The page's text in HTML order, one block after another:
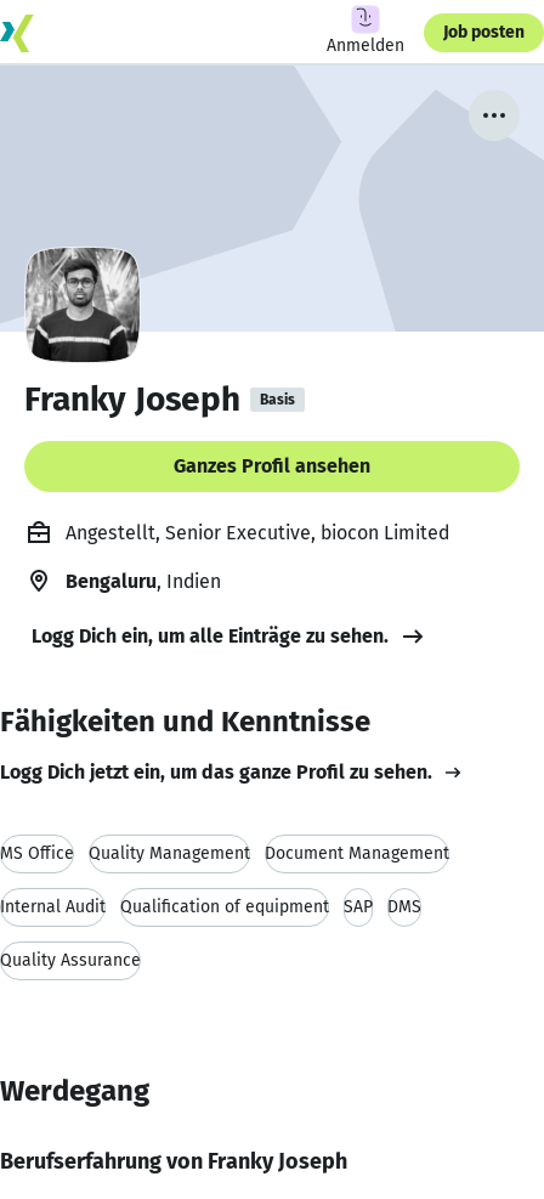
Anmelden
Job posten
Franky Joseph Basis
Ganzes Profil ansehen
Angestellt, Senior Executive, biocon Limited
Bengaluru, Indien
Logg Dich ein, um alle Einträge zu sehen.
Fähigkeiten und Kenntnisse
Logg Dich jetzt ein, um das ganze Profil zu sehen.
MS Office Quality Management Document Management
Internal Audit Qualification of equipment SAP DMS
Quality Assurance
Werdegang
Berufserfahrung von Franky Joseph